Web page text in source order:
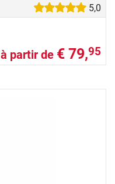
5,0
à partir de € 79,95